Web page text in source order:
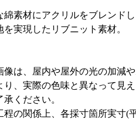
綿素材にアクリルをブレンド
を実現したリブニット素材。
は、屋内や屋外の光の加減
り、実際の色味と異なって見え
ください。
の関係上、各採寸箇所実寸(